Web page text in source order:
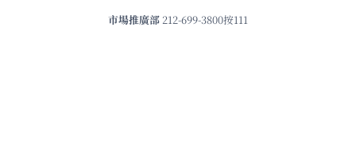
市場推廣部 212-699-3800按111